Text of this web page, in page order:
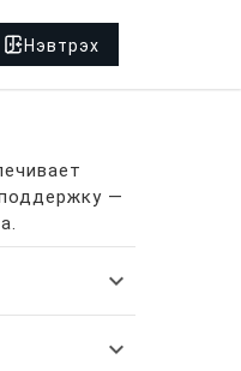
Нэвтрэх
—
expand_more
expand_more